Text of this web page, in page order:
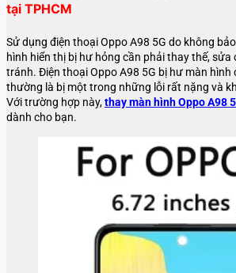
tại TPHCM
Sử dụng điện thoại Oppo A98 5G do không
hình hiển thị bị hư hỏng cần phải thay thế, sửa
tránh. Điện thoại Oppo A98 5G bị hư màn hình
thường là bị một trong những lỗi rất nặng và
Với trường hợp này,thay màn hình Oppo A98
dành cho bạn.